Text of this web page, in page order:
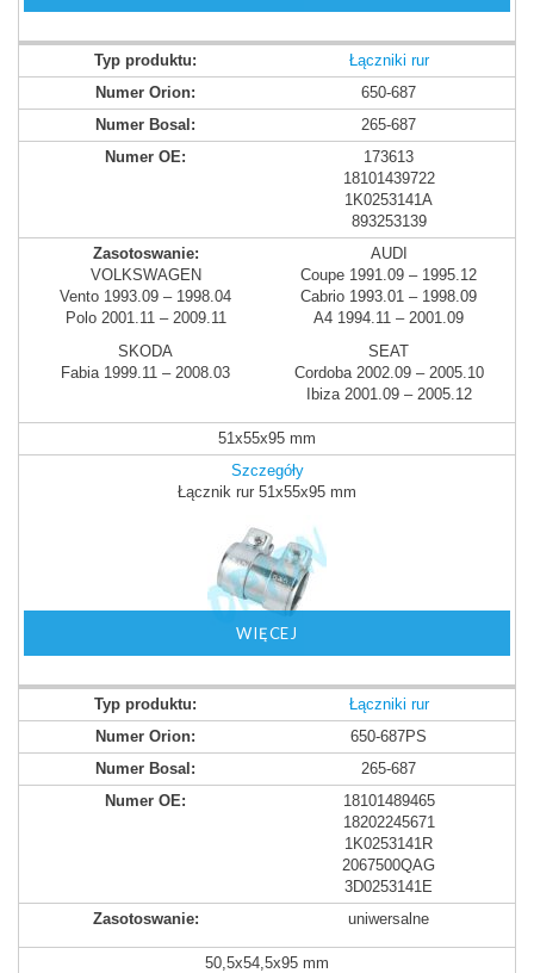
Łączniki rur
650-687
265-687
173613
18101439722
1K0253141A
893253139
AUDI
Coupe 1991.09 – 1995.12
Cabrio 1993.01 – 1998.09
A4 1994.11 – 2001.09
VOLKSWAGEN
Vento 1993.09 – 1998.04
Polo 2001.11 – 2009.11
SEAT
Cordoba 2002.09 – 2005.10
Ibiza 2001.09 – 2005.12
SKODA
Fabia 1999.11 – 2008.03
51x55x95 mm
Szczegóły
Łącznik rur 51x55x95 mm
WIĘCEJ
Łączniki rur
650-687PS
265-687
18101489465
18202245671
1K0253141R
2067500QAG
3D0253141E
uniwersalne
50,5x54,5x95 mm